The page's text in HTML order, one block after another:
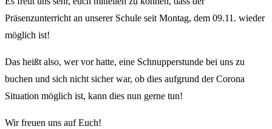
Präsenzunterricht an unserer Schule seit Montag, dem 09.11. wieder
möglich ist!
Das heißt also, wer vor hatte, eine Schnupperstunde bei uns zu
buchen und sich nicht sicher war, ob dies aufgrund der Corona
Situation möglich ist, kann dies nun gerne tun!
Wir freuen uns auf Euch!